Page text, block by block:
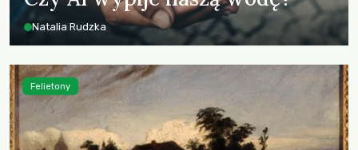
Natalia Rudzka
Felietony